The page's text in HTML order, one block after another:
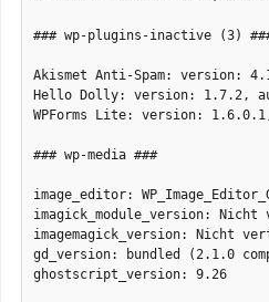
### wp-plugins-inactive (3)
Akismet Anti-Spam: version:
Hello Dolly: version: 1.7.2,
WPForms Lite: version: 1.6.0.1,
### wp-media ###
image_editor:
imagick_module_version: Nicht
imagemagick_version: Nicht
gd_version: bundled (2.1.0
ghostscript_version: 9.26